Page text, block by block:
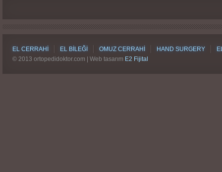
EL CERRAHI EL BILEĞI OMUZ CERRAHI HAND SURGERY
© 2013 ortopedidoktor.com | Web tasarım E2 Fijital